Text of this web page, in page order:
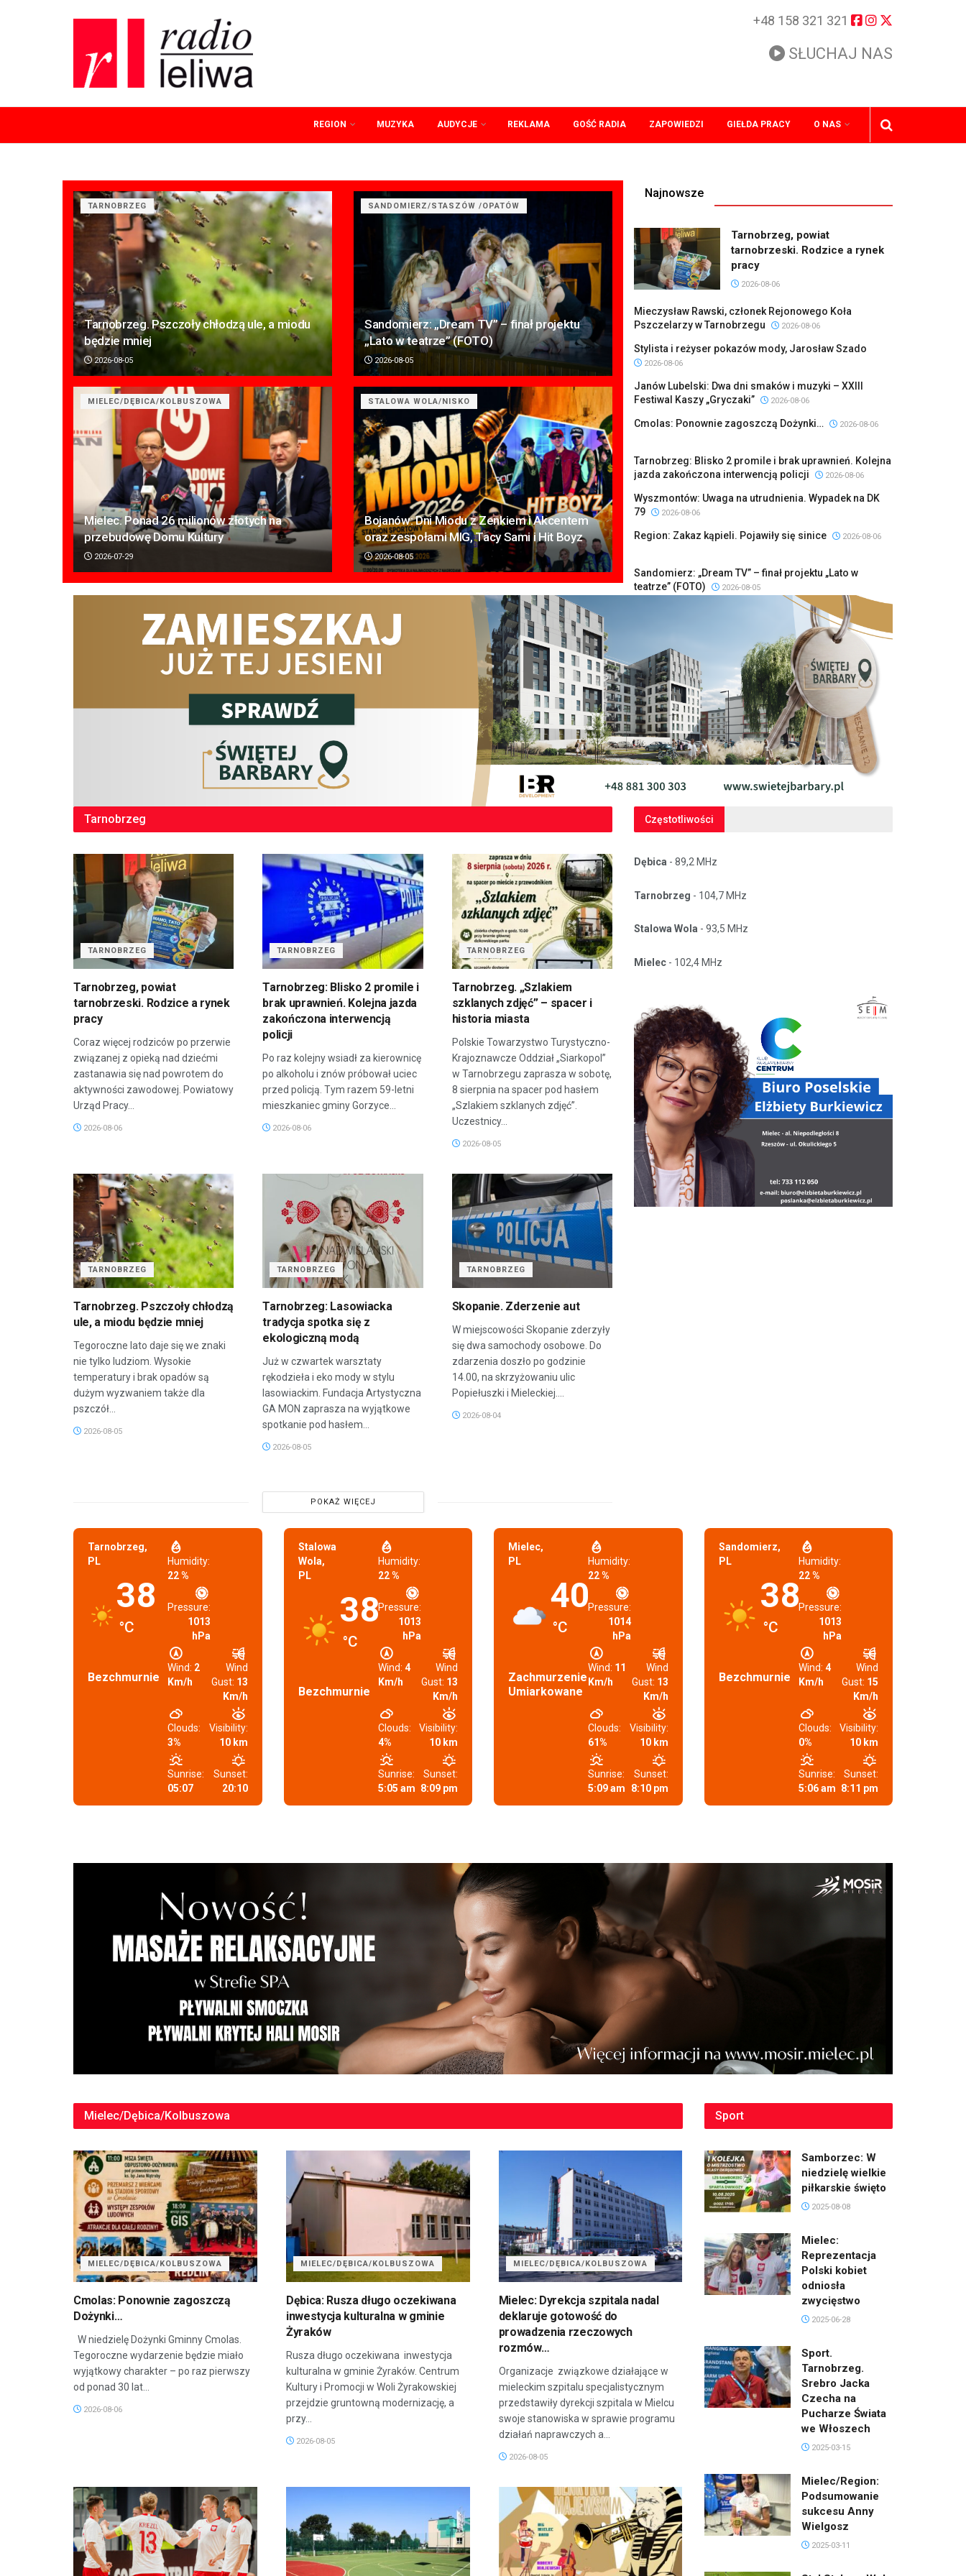
+48 158 321 321
SŁUCHAJ NAS
REGION MUZYKA AUDYCJE REKLAMA GOŚĆ RADIA ZAPOWIEDZI GIEŁDA PRACY O NAS
TARNOBRZEG
Tarnobrzeg. Pszczoły chłodzą ule, a miodu
będzie mniej
2026-08-05
SANDOMIERZ/STASZÓW /OPATÓW
Sandomierz: „Dream TV” – finał projektu
„Lato w teatrze” (FOTO)
2026-08-05
MIELEC/DĘBICA/KOLBUSZOWA
Mielec. Ponad 26 milionów złotych na
przebudowę Domu Kultury
2026-07-29
STALOWA WOLA/NISKO
Bojanów: Dni Miodu z Zenkiem i Akcentem
oraz zespołami MIG, Tacy Sami i Hit Boyz
2026-08-05
Najnowsze
Tarnobrzeg, powiat
tarnobrzeski. Rodzice a rynek
pracy
2026-08-06
Mieczysław Rawski, członek Rejonowego Koła
Pszczelarzy w Tarnobrzegu
2026-08-06
Stylista i reżyser pokazów mody, Jarosław Szado
2026-08-06
Janów Lubelski: Dwa dni smaków i muzyki – XXIII
Festiwal Kaszy „Gryczaki”
2026-08-06
Cmolas: Ponownie zagoszczą Dożynki… 2026-08-06
Tarnobrzeg: Blisko 2 promile i brak uprawnień. Kolejna
jazda zakończona interwencją policji
2026-08-06
Wyszmontów: Uwaga na utrudnienia. Wypadek na DK
79
2026-08-06
Region: Zakaz kąpieli. Pojawiły się sinice 2026-08-06
Sandomierz: „Dream TV” – finał projektu „Lato w
teatrze” (FOTO)
2026-08-05
Tarnobrzeg
TARNOBRZEG
Tarnobrzeg, powiat
tarnobrzeski. Rodzice a rynek
pracy
Coraz więcej rodziców po przerwie
związanej z opieką nad dziećmi
zastanawia się nad powrotem do
aktywności zawodowej. Powiatowy
Urząd Pracy...
2026-08-06
TARNOBRZEG
Tarnobrzeg: Blisko 2 promile i
brak uprawnień. Kolejna jazda
zakończona interwencją
policji
Po raz kolejny wsiadł za kierownicę
po alkoholu i znów próbował uciec
przed policją. Tym razem 59-letni
mieszkaniec gminy Gorzyce...
2026-08-06
TARNOBRZEG
Tarnobrzeg. „Szlakiem
szklanych zdjęć” – spacer i
historia miasta
Polskie Towarzystwo Turystyczno-
Krajoznawcze Oddział „Siarkopol”
w Tarnobrzegu zaprasza w sobotę,
8 sierpnia na spacer pod hasłem
„Szlakiem szklanych zdjęć”.
Uczestnicy...
2026-08-05
TARNOBRZEG
Tarnobrzeg. Pszczoły chłodzą
ule, a miodu będzie mniej
Tegoroczne lato daje się we znaki
nie tylko ludziom. Wysokie
temperatury i brak opadów są
dużym wyzwaniem także dla
pszczół...
2026-08-05
TARNOBRZEG
Tarnobrzeg: Lasowiacka
tradycja spotka się z
ekologiczną modą
Już w czwartek warsztaty
rękodzieła i eko mody w stylu
lasowiackim. Fundacja Artystyczna
GA MON zaprasza na wyjątkowe
spotkanie pod hasłem...
2026-08-05
TARNOBRZEG
Skopanie. Zderzenie aut
W miejscowości Skopanie zderzyły
się dwa samochody osobowe. Do
zdarzenia doszło po godzinie
14.00, na skrzyżowaniu ulic
Popiełuszki i Mieleckiej....
2026-08-04
POKAŻ WIĘCEJ
Częstotliwości
Dębica - 89,2 MHz
Tarnobrzeg - 104,7 MHz
Stalowa Wola - 93,5 MHz
Mielec - 102,4 MHz
Tarnobrzeg,
PL
38
°C
Bezchmurnie
Humidity:
22 %
Pressure:
1013
hPa
Wind: 2
Km/h
Wind
Gust: 13
Km/h
Clouds:
3%
Visibility:
10 km
Sunrise:
05:07
Sunset:
20:10
Stalowa
Wola,
PL
38
°C
Bezchmurnie
Humidity:
22 %
Pressure:
1013
hPa
Wind: 4
Km/h
Wind
Gust: 13
Km/h
Clouds:
4%
Visibility:
10 km
Sunrise:
5:05 am
Sunset:
8:09 pm
Mielec,
PL
40
°C
Zachmurzenie
Umiarkowane
Humidity:
22 %
Pressure:
1014
hPa
Wind: 11
Km/h
Wind
Gust: 13
Km/h
Clouds:
61%
Visibility:
10 km
Sunrise:
5:09 am
Sunset:
8:10 pm
Sandomierz,
PL
38
°C
Bezchmurnie
Humidity:
22 %
Pressure:
1013
hPa
Wind: 4
Km/h
Wind
Gust: 15
Km/h
Clouds:
0%
Visibility:
10 km
Sunrise:
5:06 am
Sunset:
8:11 pm
Mielec/Dębica/Kolbuszowa
MIELEC/DĘBICA/KOLBUSZOWA
Cmolas: Ponownie zagoszczą
Dożynki…
W niedzielę Dożynki Gminny Cmolas.
Tegoroczne wydarzenie będzie miało
wyjątkowy charakter – po raz pierwszy
od ponad 30 lat...
2026-08-06
MIELEC/DĘBICA/KOLBUSZOWA
Dębica: Rusza długo oczekiwana
inwestycja kulturalna w gminie
Żyraków
Rusza długo oczekiwana inwestycja
kulturalna w gminie Żyraków. Centrum
Kultury i Promocji w Woli Żyrakowskiej
przejdzie gruntowną modernizację, a
przy...
2026-08-05
MIELEC/DĘBICA/KOLBUSZOWA
Mielec: Dyrekcja szpitala nadal
deklaruje gotowość do
prowadzenia rzeczowych
rozmów…
Organizacje związkowe działające w
mieleckim szpitalu specjalistycznym
przedstawiły dyrekcji szpitala w Mielcu
swoje stanowiska w sprawie programu
działań naprawczych a...
2026-08-05
Sport
Samborzec: W
niedzielę wielkie
piłkarskie święto
2025-08-08
Mielec:
Reprezentacja
Polski kobiet
odniosła
zwycięstwo
2025-06-28
Sport.
Tarnobrzeg.
Srebro Jacka
Czecha na
Pucharze Świata
we Włoszech
2025-03-15
Mielec/Region:
Podsumowanie
sukcesu Anny
Wielgosz
2025-03-11